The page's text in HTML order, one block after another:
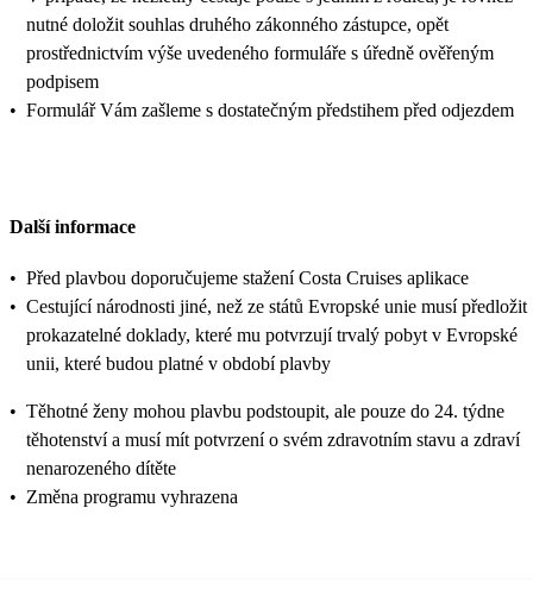
nutné doložit souhlas druhého zákonného zástupce, opět
prostřednictvím výše uvedeného formuláře s úředně ověřeným
podpisem
• Formulář Vám zašleme s dostatečným předstihem před odjezdem
Další informace
• Před plavbou doporučujeme stažení Costa Cruises aplikace
• Cestující národnosti jiné, než ze států Evropské unie musí předložit
prokazatelné doklady, které mu potvrzují trvalý pobyt v Evropské
unii, které budou platné v období plavby
• Těhotné ženy mohou plavbu podstoupit, ale pouze do 24. týdne
těhotenství a musí mít potvrzení o svém zdravotním stavu a zdraví
nenarozeného dítěte
• Změna programu vyhrazena